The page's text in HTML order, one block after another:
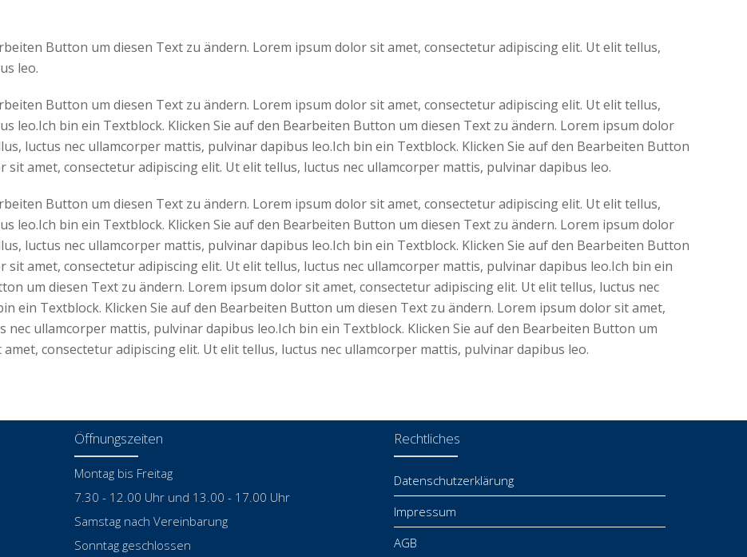
Button um diesen Text zu ändern. Lorem ipsum dolor sit amet, consectetur adipiscing elit. Ut elit tellus,
leo.
Button um diesen Text zu ändern. Lorem ipsum dolor sit amet, consectetur adipiscing elit. Ut elit tellus,
leo.Ich bin ein Textblock. Klicken Sie auf den Bearbeiten Button um diesen Text zu ändern. Lorem ipsum dolor
luctus nec ullamcorper mattis, pulvinar dapibus leo.Ich bin ein Textblock. Klicken Sie auf den Bearbeiten Button
sit amet, consectetur adipiscing elit. Ut elit tellus, luctus nec ullamcorper mattis, pulvinar dapibus leo.
Button um diesen Text zu ändern. Lorem ipsum dolor sit amet, consectetur adipiscing elit. Ut elit tellus,
leo.Ich bin ein Textblock. Klicken Sie auf den Bearbeiten Button um diesen Text zu ändern. Lorem ipsum dolor
luctus nec ullamcorper mattis, pulvinar dapibus leo.Ich bin ein Textblock. Klicken Sie auf den Bearbeiten Button
sit amet, consectetur adipiscing elit. Ut elit tellus, luctus nec ullamcorper mattis, pulvinar dapibus leo.Ich bin ein
um diesen Text zu ändern. Lorem ipsum dolor sit amet, consectetur adipiscing elit. Ut elit tellus, luctus nec
ein Textblock. Klicken Sie auf den Bearbeiten Button um diesen Text zu ändern. Lorem ipsum dolor sit amet,
ullamcorper mattis, pulvinar dapibus leo.Ich bin ein Textblock. Klicken Sie auf den Bearbeiten Button um
consectetur adipiscing elit. Ut elit tellus, luctus nec ullamcorper mattis, pulvinar dapibus leo.
Öffnungszeiten
Montag bis Freitag
7.30 - 12.00 Uhr und 13.00 - 17.00 Uhr
Samstag nach Vereinbarung
Sonntag geschlossen
Rechtliches
Datenschutzerklärung
Impressum
AGB